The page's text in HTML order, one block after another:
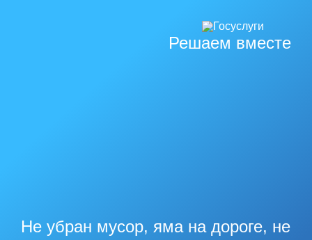
Решаем вместе
Не убран мусор, яма на дороге, не